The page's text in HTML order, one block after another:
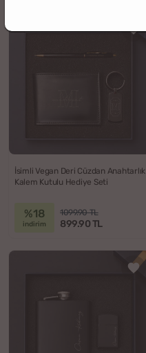
İsimli Vegan Deri Cüzdan Anahtarlık
Kalem Kutulu Hediye Seti
%18
indirim
1099.90 TL
899.90 TL